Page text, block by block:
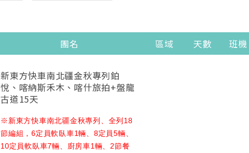
團名 區域 天數 班機
新東方快車南北疆金秋專列鉑
悅、喀納斯禾木、喀什旅拍+盤龍
古道15天
※新東方快車南北疆金秋專列、全列18
節編組，6定員軟臥車1輛、8定員5輛、
10定員軟臥車7輛、廚房車1輛、2節餐